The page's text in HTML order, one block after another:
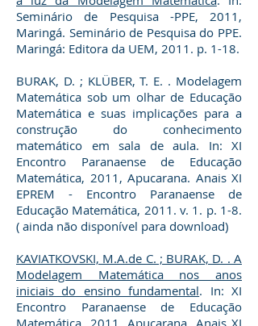
Seminário de Pesquisa -PPE, 2011,
Maringá. Seminário de Pesquisa do PPE.
Maringá: Editora da UEM, 2011. p. 1-18.
BURAK, D. ; KLÜBER, T. E. . Modelagem
Matemática sob um olhar de Educação
Matemática e suas implicações para a
construção do conhecimento
matemático em sala de aula. In: XI
Encontro Paranaense de Educação
Matemática, 2011, Apucarana. Anais XI
EPREM - Encontro Paranaense de
Educação Matemática, 2011. v. 1. p. 1-8.
( ainda não disponível para download)
KAVIATKOVSKI, M.A.de C. ; BURAK, D. . A
Modelagem Matemática nos anos
iniciais do ensino fundamental. In: XI
Encontro Paranaense de Educação
Matemática, 2011, Apucarana. Anais XI